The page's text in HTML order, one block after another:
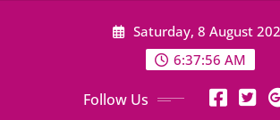
Saturday, 8 August
6:37:57 AM
Follow Us